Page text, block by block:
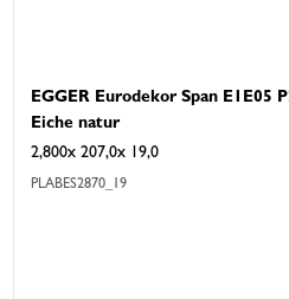
EGGER Eurodekor Span E1E05
Eiche natur
2,800x 207,0x 19,0
PLABES2870_19